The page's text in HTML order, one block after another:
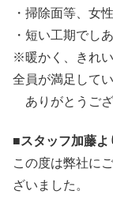
・掃除面等、女
・短い工期でし
※暖かく、きれ
全員が満足してい
ありがとうござ
■スタッフ加藤よ
この度は弊社に
ざいました。